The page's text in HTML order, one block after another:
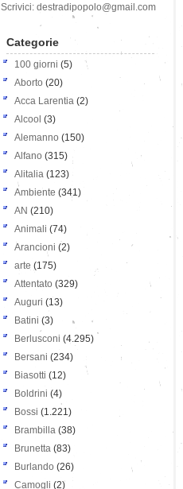
Scrivici: destradipopolo@gmail.com
Categorie
100 giorni (5)
Aborto (20)
Acca Larentia (2)
Alcool (3)
Alemanno (150)
Alfano (315)
Alitalia (123)
Ambiente (341)
AN (210)
Animali (74)
Arancioni (2)
arte (175)
Attentato (329)
Auguri (13)
Batini (3)
Berlusconi (4.295)
Bersani (234)
Biasotti (12)
Boldrini (4)
Bossi (1.221)
Brambilla (38)
Brunetta (83)
Burlando (26)
Camogli (2)